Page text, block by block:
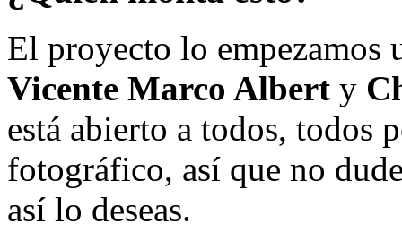
El proyecto lo empezamos
Vicente Marco Albert y
está abierto a todos, todos
fotográfico, así que no
así lo deseas.